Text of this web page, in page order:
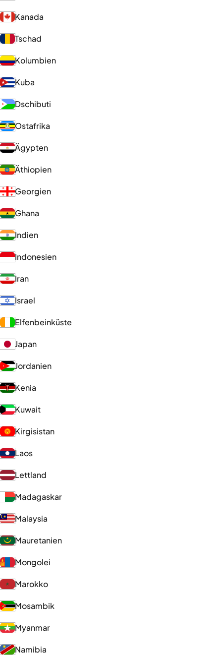
Kanada
Tschad
Kolumbien
Kuba
Dschibuti
Ostafrika
Ägypten
Äthiopien
Georgien
Ghana
Indien
Indonesien
Iran
Israel
Elfenbeinküste
Japan
Jordanien
Kenia
Kuwait
Kirgisistan
Laos
Lettland
Madagaskar
Malaysia
Mauretanien
Mongolei
Marokko
Mosambik
Myanmar
Namibia